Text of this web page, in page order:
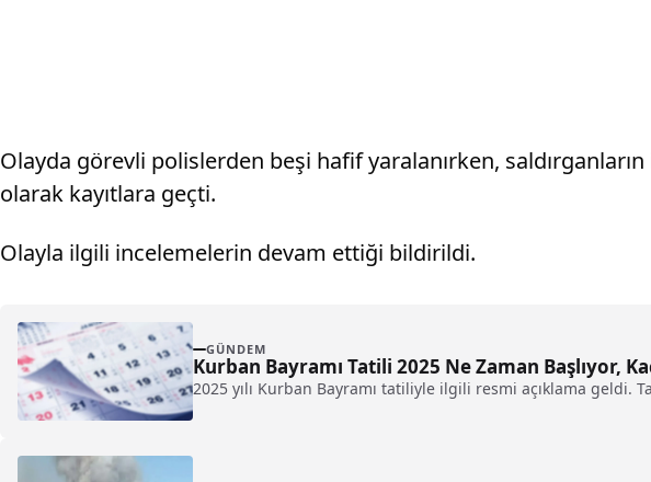
Olayda görevli polislerden beşi hafif yaralanırken, saldırganların
olarak kayıtlara geçti.
Olayla ilgili incelemelerin devam ettiği bildirildi.
GÜNDEM
Kurban Bayramı Tatili 2025 Ne Zaman Başlıyor,
2025 yılı Kurban Bayramı tatiliyle ilgili resmi açıklama geldi.